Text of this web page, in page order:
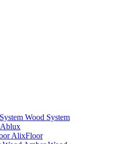
Wood System
Ablux
AlixFloor